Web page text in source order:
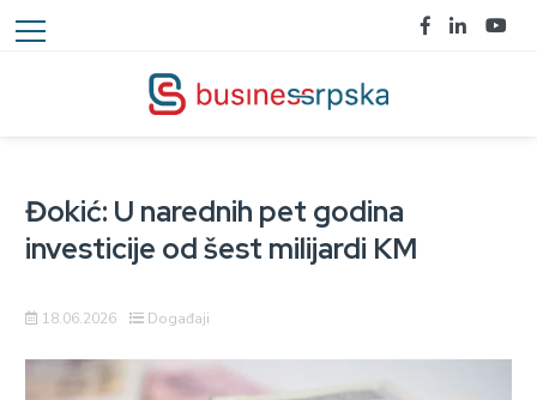
Đokić: U narednih pet godina
investicije od šest milijardi KM
18.06.2026 Događaji